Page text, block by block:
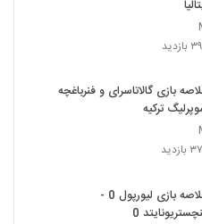
بازی گالاتاسرای و فنرباغچه
ترکیه
خلاصه بازی لیورپول 0 -
0